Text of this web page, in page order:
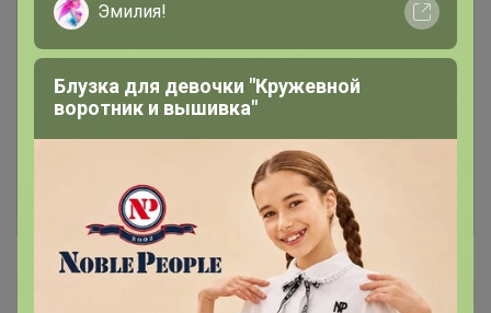
Чтобы написать комментарий необходимо
авторизоваться на сайте!
Войти Зарегистрироваться
Эмилия!
Блузка для девочки "Кружевной
воротник и вышивка"